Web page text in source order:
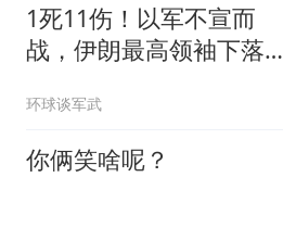
1死11伤！以军不宣而
战，伊朗最高领袖下落不
环球谈军武
你俩笑啥呢？